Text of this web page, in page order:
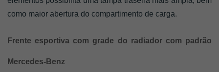
como maior abertura do compartimento de carga.
Frente esportiva com grade do radiador com padrão
Mercedes-Benz